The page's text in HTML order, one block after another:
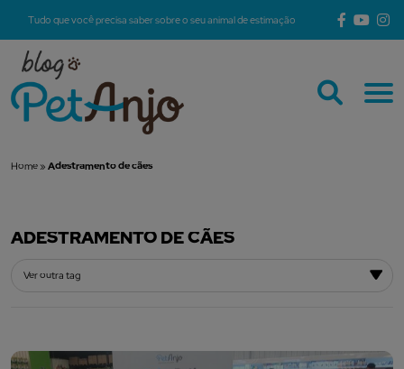
Tudo que você precisa saber sobre o seu animal de estimação
Home » Adestramento de cães
ADESTRAMENTO DE CÃES